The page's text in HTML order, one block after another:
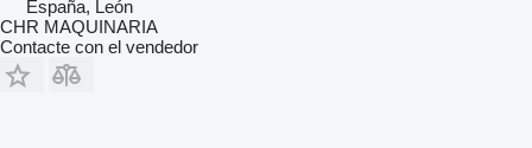
España, León
CHR MAQUINARIA
Contacte con el vendedor